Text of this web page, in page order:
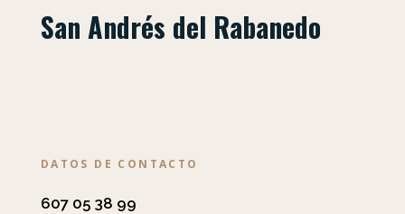
Villaquilambre
DATOS DE CONTACTO
607 05 38 99